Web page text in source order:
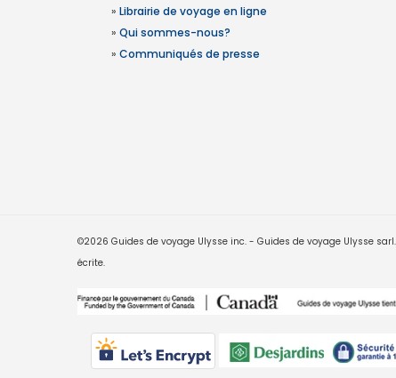
» Librairie de voyage en ligne
» Qui sommes-nous?
» Communiqués de presse
©2026 Guides de voyage Ulysse inc. - Guides de voyage Ulysse
écrite.